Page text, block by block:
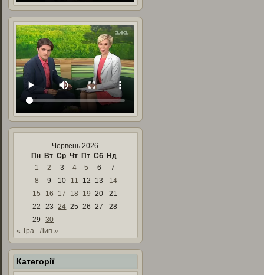
Червень 2026
Пн Вт Ср Чт Пт Сб Нд
1
2 3 4 5 6
7
8
9 10 11 12 13
14
15
16 17 18 19 20
21
22
23 24 25 26 27
28
29
30
« Тра
Лип »
Категорії